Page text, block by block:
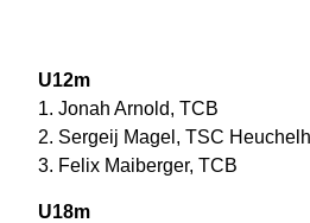
U12m
1. Jonah Arnold, TCB
2. Sergeij Magel, TSC
3. Felix Maiberger, TCB
U18m